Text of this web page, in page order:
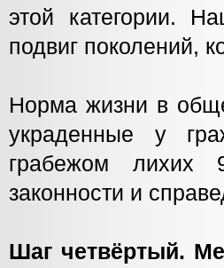
этой категории.
подвиг поколений,
Норма жизни в
украденные у
грабежом лихих
законности и
Шаг четвёртый.